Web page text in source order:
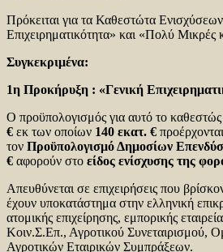
Πρόκειται για τα Καθεστώτα
Επιχειρηματικότητα» και «Πολύ Μικρές
Συγκεκριμένα:
1η Προκήρυξη : «Γενική
Ο προϋπολογισμός για αυτό το καθεστώς
€ εκ των οποίων 140 εκατ. €
τον Προϋπολογισμό Δημοσίων
€ αφορούν στο είδος ενίσχυσης της
Απευθύνεται σε επιχειρήσεις που
έχουν υποκατάστημα στην ελληνική
ατομικής επιχείρησης, εμπορικής
Κοιν.Σ.Επ., Αγροτικού Συνεταιρισμού,
Αγροτικών Εταιρικών Συμπράξεων.